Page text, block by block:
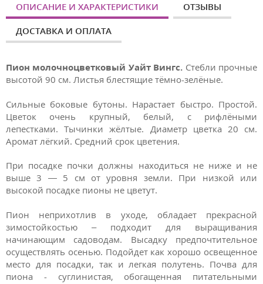
ОПИСАНИЕ И ХАРАКТЕРИСТИКИ ОТЗЫВЫ
ДОСТАВКА И ОПЛАТА
Пион молочноцветковый Уайт Вингс. Стебли прочные
высотой 90 см. Листья блестящие тёмно-зелёные.
Сильные боковые бутоны. Нарастает быстро. Простой.
Цветок очень крупный, белый, с рифлёными
лепестками. Тычинки жёлтые. Диаметр цветка 20 см.
Аромат лёгкий. Средний срок цветения.
При посадке почки должны находиться не ниже и не
выше 3 — 5 см от уровня земли. При низкой или
высокой посадке пионы не цветут.
Пион неприхотлив в уходе, обладает прекрасной
зимостойкостью – подходит для выращивания
начинающим садоводам. Высадку предпочтительное
осуществлять осенью. Подойдет как хорошо освещенное
место для посадки, так и легкая полутень. Почва для
пиона - суглинистая, обогащенная питательными